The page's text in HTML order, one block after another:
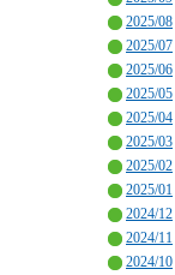
2025/08
2025/07
2025/06
2025/05
2025/04
2025/03
2025/02
2025/01
2024/12
2024/11
2024/10